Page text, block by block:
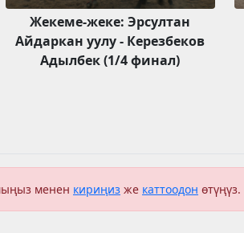
Жекеме-жеке: Эрсултан
Айдаркан уулу - Керезбеков
Адылбек (1/4 финал)
менен кириңиз же каттоодон өтүңүз.